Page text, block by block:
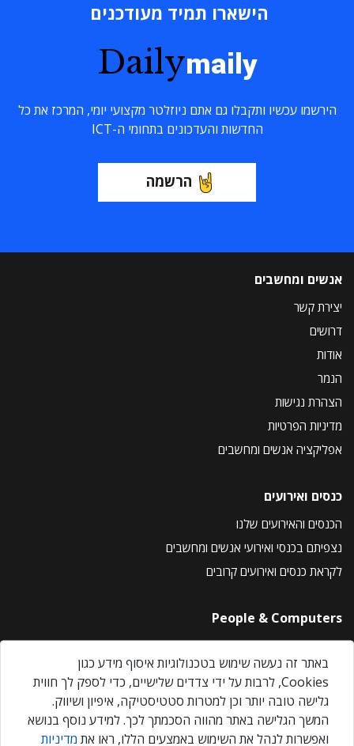
הישארו תמיד מעודכנים
Dailymaily
הירשמו עכשיו ותקבלו גם אתם ניוזלטר מקצועי יומי, המרכז את כל
החדשות והעדכונים בתחומי ה-ICT
הרשמה
אנשים ומחשבים
יצירת קשר
דרושים
אודות
הנמר
הצהרת נגישות
מדיניות הפרטיות
אפליקציה אנשים ומחשבים
כנסים ואירועים
הכנסים והאירועים שלנו
נצפיתם בכנסי ואירועי אנשים ומחשבים
לקראת כנסים ואירועים קרובים
People & Computers
About Us
Privacy Policy
Contact Us
Our Events
באתר זה נעשה שימוש בטכנולוגיות איסוף מידע כגון
Cookies, לרבות על ידי צדדים שלישיים, כדי לספק לך חווית
גלישה טובה יותר וכן למטרות סטטיסטיקה, איפיון ושיווק.
המשך הגלישה באתר מהווה הסכמתך לכך. למידע נוסף בנושא
ואפשרות לנהל את השימוש באמצעים הללו, ראו את מדיניות